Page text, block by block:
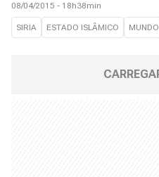
08/04/2015 - 18h38min
SIRIA ESTADO ISLÂMICO MUNDO